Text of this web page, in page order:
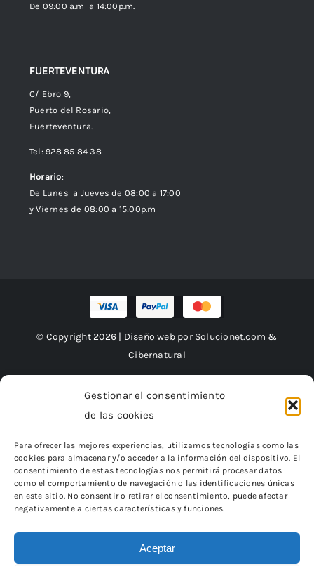
Gestionar el consentimiento
de las cookies
Para ofrecer las mejores experiencias, utilizamos tecnologías como las
cookies para almacenar y/o acceder a la información del dispositivo. El
consentimiento de estas tecnologías nos permitirá procesar datos
como el comportamiento de navegación o las identificaciones únicas
en este sitio. No consentir o retirar el consentimiento, puede afectar
negativamente a ciertas características y funciones.
Aceptar
De 09:00 a.m a 14:00p.m.
FUERTEVENTURA
C/ Ebro 9,
Puerto del Rosario,
Fuerteventura.
Tel: 928 85 84 38
Horario:
De Lunes a Jueves de 08:00 a 17:00
y Viernes de 08:00 a 15:00p.m
© Copyright 2026 | Diseño web por Solucionet.com &
Cibernatural